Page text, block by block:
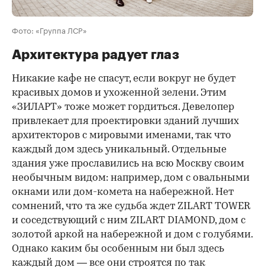
Фото: «Группа ЛСР»
Архитектура радует глаз
Никакие кафе не спасут, если вокруг не будет
красивых домов и ухоженной зелени. Этим
«ЗИЛАРТ» тоже может гордиться. Девелопер
привлекает для проектировки зданий лучших
архитекторов с мировыми именами, так что
каждый дом здесь уникальный. Отдельные
здания уже прославились на всю Москву своим
необычным видом: например, дом с овальными
окнами или дом-комета на набережной. Нет
сомнений, что та же судьба ждет ZILART TOWER
и соседствующий с ним ZILART DIAMOND, дом с
золотой аркой на набережной и дом с голубями.
Однако каким бы особенным ни был здесь
каждый дом — все они строятся по так